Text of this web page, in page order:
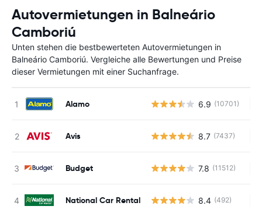
Autovermietungen in Balneário
Camboriú
Unten stehen die bestbewerteten Autovermietungen in
Balneário Camboriú. Vergleiche alle Bewertungen und Preise
dieser Vermietungen mit einer Suchanfrage.
Alamo 6.9 (10701)
Avis 8.7 (7437)
Budget 7.8 (11512)
National Car Rental 8.4 (492)